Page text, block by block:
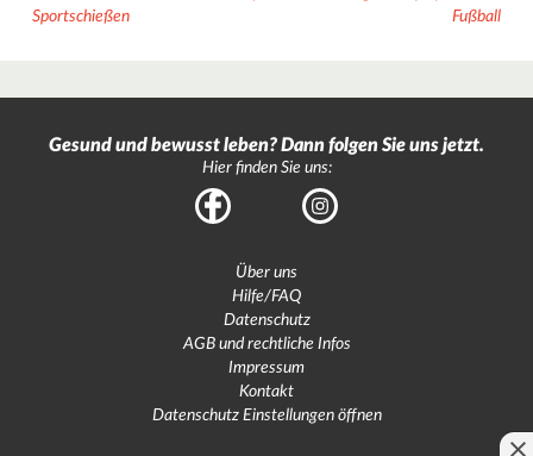
Sportschießen
Fußball
Gesund und bewusst leben? Dann folgen Sie uns jetzt.
Hier finden Sie uns:
Facebook Instagram
Über uns
Hilfe/FAQ
Datenschutz
AGB und rechtliche Infos
Impressum
Kontakt
Datenschutz Einstellungen öffnen